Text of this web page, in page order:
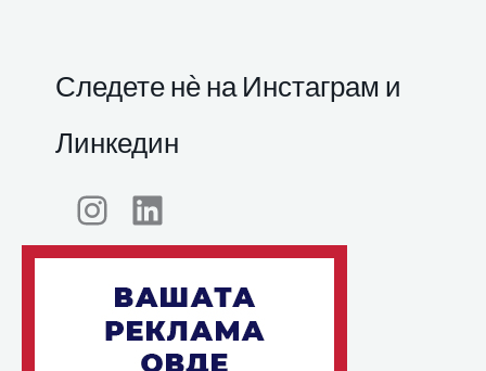
Следете нѐ на Инстаграм и
Линкедин